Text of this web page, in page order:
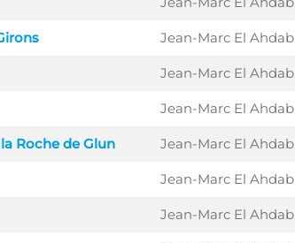
Jean-Marc El Ahdab
Jean-Marc El Ahdab
Jean-Marc El Ahdab
Roche de Glun Jean-Marc El Ahdab
Jean-Marc El Ahdab
Jean-Marc El Ahdab